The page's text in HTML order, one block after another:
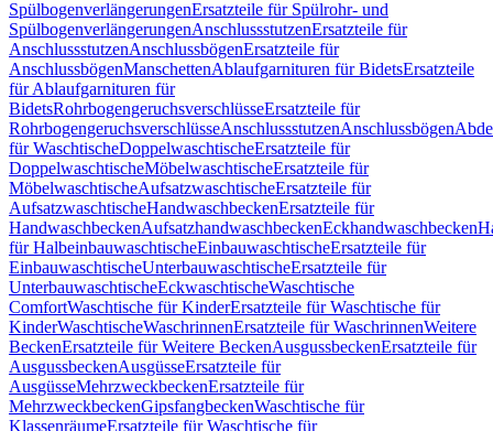
SpülbogenverlängerungenErsatzteile für Spülrohr- und
SpülbogenverlängerungenAnschlussstutzenErsatzteile für
AnschlussstutzenAnschlussbögenErsatzteile für
AnschlussbögenManschettenAblaufgarnituren für BidetsErsatzteile
für Ablaufgarnituren für
BidetsRohrbogengeruchsverschlüsseErsatzteile für
RohrbogengeruchsverschlüsseAnschlussstutzenAnschlussbögen
für WaschtischeDoppelwaschtischeErsatzteile für
DoppelwaschtischeMöbelwaschtischeErsatzteile für
MöbelwaschtischeAufsatzwaschtischeErsatzteile für
AufsatzwaschtischeHandwaschbeckenErsatzteile für
HandwaschbeckenAufsatzhandwaschbeckenEckhandwaschbecken
für HalbeinbauwaschtischeEinbauwaschtischeErsatzteile für
EinbauwaschtischeUnterbauwaschtischeErsatzteile für
UnterbauwaschtischeEckwaschtischeWaschtische
ComfortWaschtische für KinderErsatzteile für Waschtische für
KinderWaschtischeWaschrinnenErsatzteile für WaschrinnenWeitere
BeckenErsatzteile für Weitere BeckenAusgussbeckenErsatzteile für
AusgussbeckenAusgüsseErsatzteile für
AusgüsseMehrzweckbeckenErsatzteile für
MehrzweckbeckenGipsfangbeckenWaschtische für
KlassenräumeErsatzteile für Waschtische für